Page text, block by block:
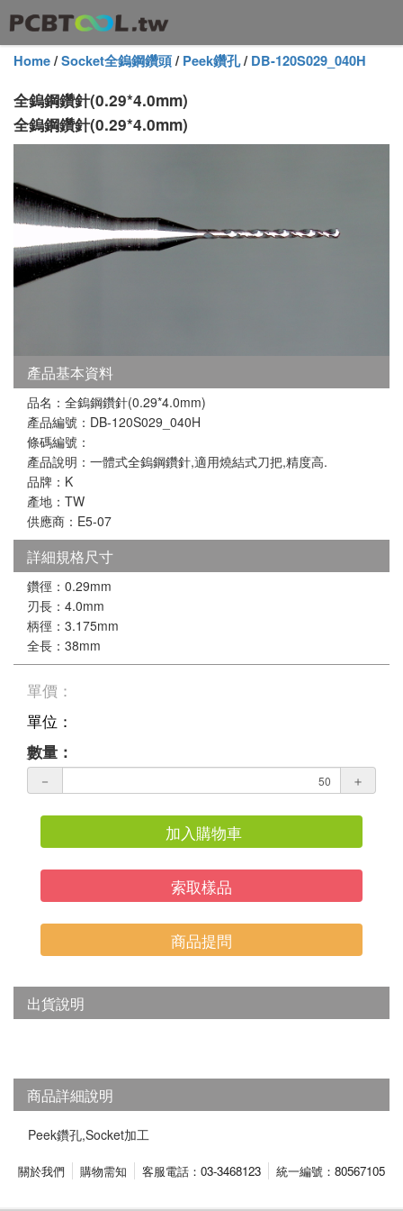
Home/Socket全鎢鋼鑽頭/Peek鑽孔/DB-120S029_040H
全鎢鋼鑽針(0.29*4.0mm)
全鎢鋼鑽針(0.29*4.0mm)
產品基本資料
品名：全鎢鋼鑽針(0.29*4.0mm)
產品編號：DB-120S029_040H
條碼編號：
產品說明：一體式全鎢鋼鑽針,適用燒結式刀把,精度高.
品牌：K
產地：TW
供應商：E5-07
詳細規格尺寸
鑽徑：0.29mm
刃長：4.0mm
柄徑：3.175mm
全長：38mm
單價：
單位：
數量：
－ ＋
加入購物車
索取樣品
商品提問
出貨說明
商品詳細說明
Peek鑽孔,Socket加工
關於我們 購物需知 客服電話：03-3468123 統一編號：80567105